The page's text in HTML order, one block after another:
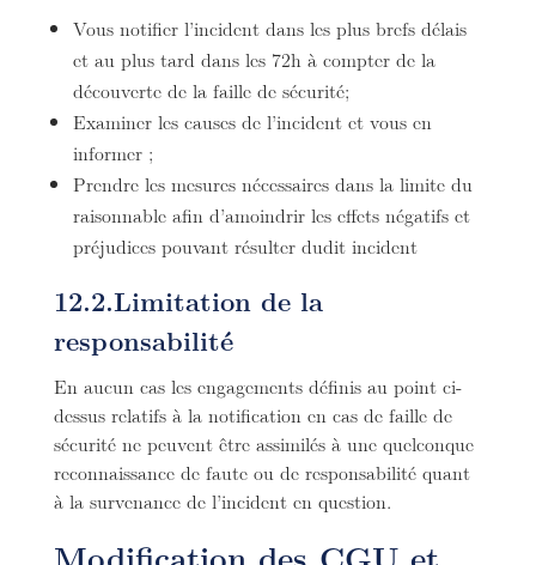
Vous notifier l’incident dans les plus brefs délais
et au plus tard dans les 72h à compter de la
découverte de la faille de sécurité;
Examiner les causes de l’incident et vous en
informer ;
Prendre les mesures nécessaires dans la limite du
raisonnable afin d’amoindrir les effets négatifs et
préjudices pouvant résulter dudit incident
12.2.Limitation de la
responsabilité
En aucun cas les engagements définis au point ci-
dessus relatifs à la notification en cas de faille de
sécurité ne peuvent être assimilés à une quelconque
reconnaissance de faute ou de responsabilité quant
à la survenance de l’incident en question.